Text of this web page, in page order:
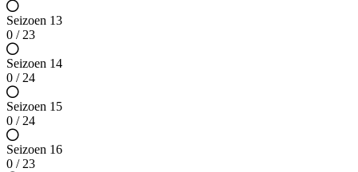
Seizoen 13
0 / 23
Seizoen 14
0 / 24
Seizoen 15
0 / 24
Seizoen 16
0 / 23